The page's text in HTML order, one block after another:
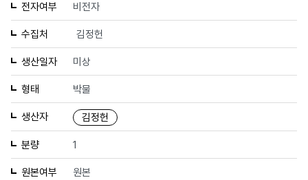
전자여부 비전자
수집처 김정헌
생산일자 미상
형태 박물
생산자 김정헌
분량 1
원본여부 원본